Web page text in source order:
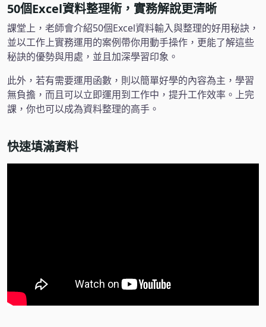
50個Excel資料整理術，實務解說更清晰
課堂上，老師會介紹50個Excel資料輸入與整理的好用秘訣，
並以工作上實務運用的案例帶你用動手操作，更能了解這些
秘訣的優勢與用處，並且加深學習印象。
此外，若有需要運用函數，則以簡單好學的內容為主，學習
無負擔，而且可以立即運用到工作中，提升工作效率。上完
課，你也可以成為資料整理的高手。
快速填滿資料